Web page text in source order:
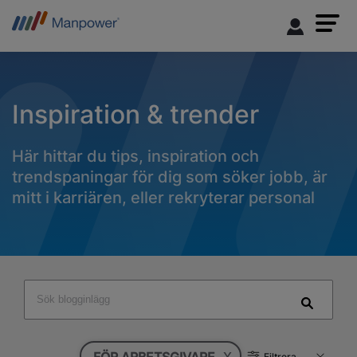
Inspiration & trender
Här hittar du tips, inspiration och
trendspaningar för dig som söker jobb, är
mitt i karriären, eller rekryterar personal